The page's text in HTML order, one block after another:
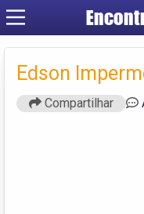
Edson
Compartilhar